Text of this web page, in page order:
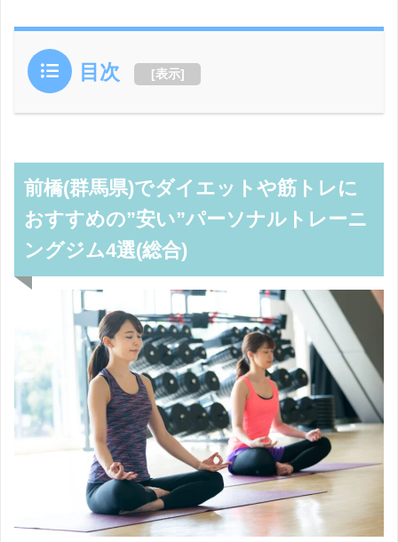
目次 [表示]
前橋(群馬県)でダイエットや筋トレに
おすすめの”安い”パーソナルトレーニ
ングジム4選(総合)